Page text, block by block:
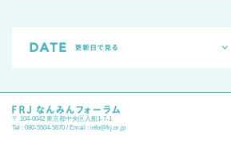
〒 104-0042 東京都中央区入船1-7-1
Tel : 080-5504-5670 / Email : info@frj.or.jp